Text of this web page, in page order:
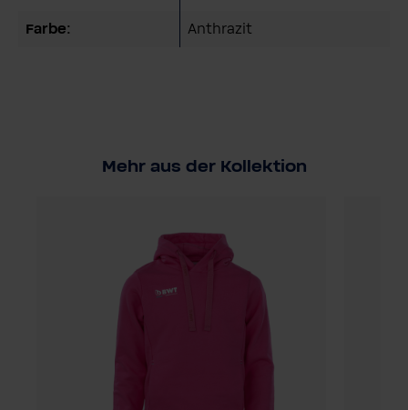
Farbe: Anthrazit
Mehr aus der Kollektion